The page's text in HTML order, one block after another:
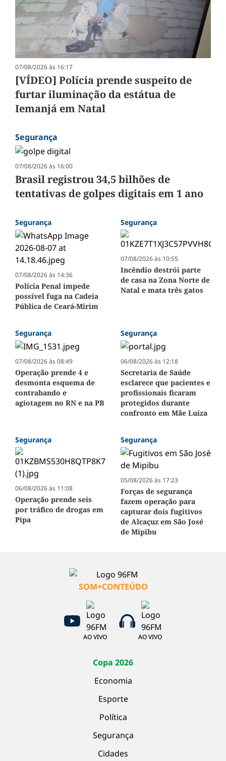
07/08/2026 às 16:17
[VÍDEO] Polícia prende suspeito de
furtar iluminação da estátua de
Iemanjá em Natal
Segurança
07/08/2026 às 16:00
Brasil registrou 34,5 bilhões de
tentativas de golpes digitais em 1 ano
Segurança
07/08/2026 às 14:36
Polícia Penal impede
possível fuga na Cadeia
Pública de Ceará-Mirim
Segurança
07/08/2026 às 10:55
Incêndio destrói parte
de casa na Zona Norte de
Natal e mata três gatos
Segurança
07/08/2026 às 08:49
Operação prende 4 e
desmonta esquema de
contrabando e
agiotagem no RN e na PB
Segurança
06/08/2026 às 12:18
Secretaria de Saúde
esclarece que pacientes e
profissionais ficaram
protegidos durante
confronto em Mãe Luíza
Segurança
06/08/2026 às 11:08
Operação prende seis
por tráfico de drogas em
Pipa
Segurança
05/08/2026 às 17:23
Forças de segurança
fazem operação para
capturar dois fugitivos
de Alcaçuz em São José
de Mipibu
SOM+CONTEÚDO
AO VIVO AO VIVO
Copa 2026
Economia
Esporte
Política
Segurança
Cidades